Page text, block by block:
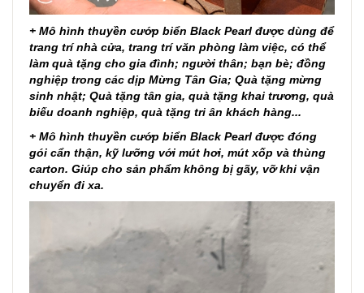
+ Mô hình thuyền cướp biển Black Pearl được dùng để
trang trí nhà cửa, trang trí văn phòng làm việc, có thể
làm quà tặng cho gia đình; người thân; bạn bè; đồng
nghiệp trong các dịp Mừng Tân Gia; Quà tặng mừng
sinh nhật; Quà tặng tân gia, quà tặng khai trương, quà
biếu doanh nghiệp, quà tặng tri ân khách hàng...
+ Mô hình thuyền cướp biển Black Pearl được đóng
gói cẩn thận, kỹ lưỡng với mút hơi, mút xốp và thùng
carton. Giúp cho sản phẩm không bị gãy, vỡ khi vận
chuyển đi xa.